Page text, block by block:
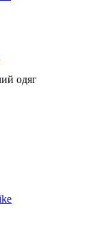
одяг